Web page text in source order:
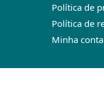
Política de
Política de
Minha conta